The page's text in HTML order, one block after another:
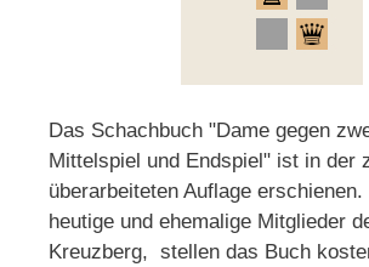
Das Schachbuch "Dame gegen
Mittelspiel und Endspiel" ist in der
überarbeiteten Auflage erschienen.
heutige und ehemalige Mitglieder
Kreuzberg, stellen das Buch